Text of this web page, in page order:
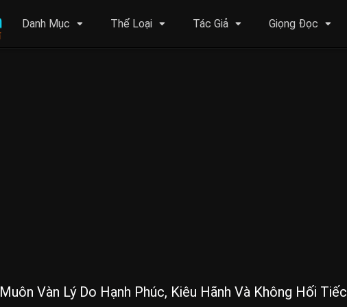
Danh Mục Thể Loại Tác Giả Giọng Đọc
Muôn Vàn Lý Do Hạnh Phúc, Kiêu Hãnh Và Không Hối Tiếc